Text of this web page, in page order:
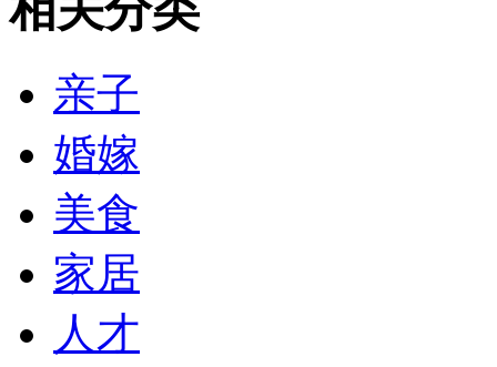
亲子
婚嫁
美食
家居
人才